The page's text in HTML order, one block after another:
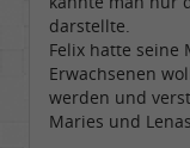
darstellte.
Felix hatte seine
Erwachsenen
werden und
Maries und